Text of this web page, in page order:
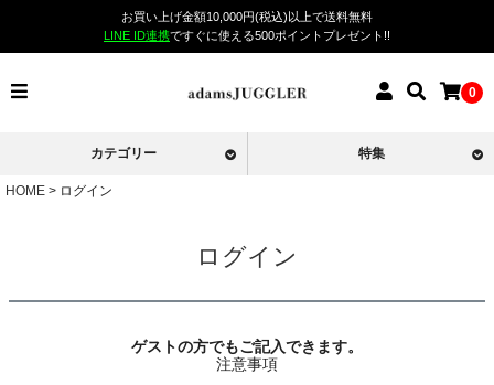
お買い上げ金額10,000円(税込)以上で送料無料
LINE ID連携ですぐに使える500ポイントプレゼント!!
0
カテゴリー 特集
HOME ログイン
ログイン
ゲストの方でもご記入できます。
注意事項